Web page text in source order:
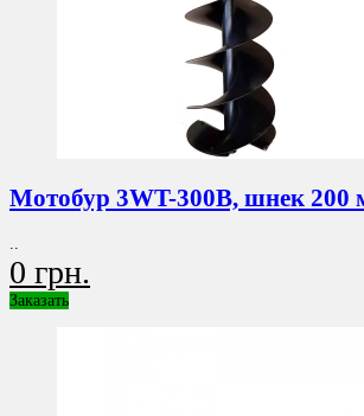
Мотобур 3WT-300B, шнек 200
0 грн.
Заказать